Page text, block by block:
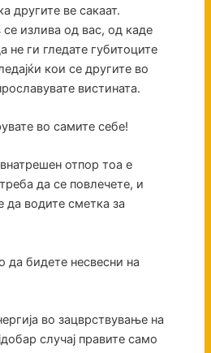
другите ве сакаат.
излива од вас, од каде
не ги гледате губитоците
кои се другите во
вистината.
во самите себе!
отпор тоа е
да се повлечете, и
да водите сметка за
да бидете несвесни на
во зацврствување на
случај правите само